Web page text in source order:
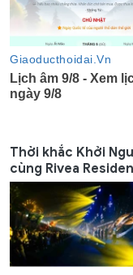
Thời khắc Khởi
cùng Rivea